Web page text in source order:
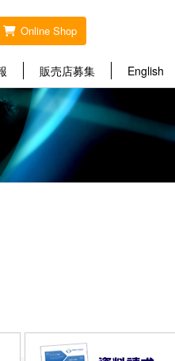
Online Shop
販売店募集 English